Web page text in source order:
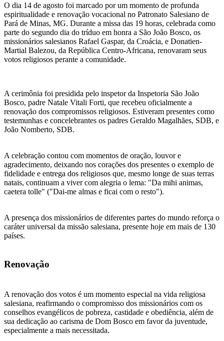
O dia 14 de agosto foi marcado por um momento de profunda
espiritualidade e renovação vocacional no Patronato Salesiano de
Pará de Minas, MG. Durante a missa das 19 horas, celebrada como
parte do segundo dia do tríduo em honra a São João Bosco, os
missionários salesianos Rafael Gaspar, da Croácia, e Donatien-
Martial Balezou, da República Centro-Africana, renovaram seus
votos religiosos perante a comunidade.
A cerimônia foi presidida pelo inspetor da Inspetoria São João
Bosco, padre Natale Vitali Forti, que recebeu oficialmente a
renovação dos compromissos religiosos. Estiveram presentes como
testemunhas e concelebrantes os padres Geraldo Magalhães, SDB, e
João Nomberto, SDB.
A celebração contou com momentos de oração, louvor e
agradecimento, deixando nos corações dos presentes o exemplo de
fidelidade e entrega dos religiosos que, mesmo longe de suas terras
natais, continuam a viver com alegria o lema: "Da mihi animas,
caetera tolle" ("Dai-me almas e ficai com o resto").
A presença dos missionários de diferentes partes do mundo reforça o
caráter universal da missão salesiana, presente hoje em mais de 130
países.
Renovação
A renovação dos votos é um momento especial na vida religiosa
salesiana, reafirmando o compromisso dos missionários com os
conselhos evangélicos de pobreza, castidade e obediência, além de
sua dedicação ao carisma de Dom Bosco em favor da juventude,
especialmente a mais necessitada.